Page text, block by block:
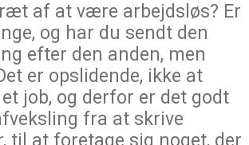
af at være arbejdsløs? Er
og har du sendt den
efter den anden, men
er opslidende, ikke at
job, og derfor er det godt
fra at skrive
til at foretage sig noget, der